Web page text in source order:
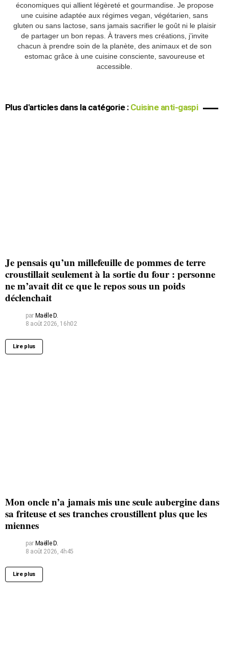
économiques qui allient légèreté et gourmandise. Je propose
une cuisine adaptée aux régimes vegan, végétarien, sans
gluten ou sans lactose, sans jamais sacrifier le goût ni le plaisir
de partager un bon repas. À travers mes créations, j’invite
chacun à prendre soin de la planète, des animaux et de son
estomac grâce à une cuisine consciente, savoureuse et
accessible.
Plus d'articles dans la catégorie : Cuisine anti-gaspi
Je pensais qu’un millefeuille de pommes de terre
croustillait seulement à la sortie du four : personne
ne m’avait dit ce que le repos sous un poids
déclenchait
par Maëlle D.
8 août 2026, 16h02
Lire plus
Mon oncle n’a jamais mis une seule aubergine dans
sa friteuse et ses tranches croustillent plus que les
miennes
par Maëlle D.
8 août 2026, 4h45
Lire plus